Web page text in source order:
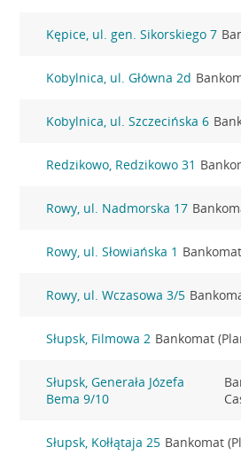
Kępice, ul. gen. Sikorskiego 7
Kobylnica, ul. Główna 2d
Kobylnica, ul. Szczecińska 6
Redzikowo, Redzikowo 31
Rowy, ul. Nadmorska 17
Rowy, ul. Słowiańska 1
Rowy, ul. Wczasowa 3/5
Słupsk, Filmowa 2 Bankomat
Słupsk, Generała Józefa
Bema 9/10
Słupsk, Kołłątaja 25 Bankomat